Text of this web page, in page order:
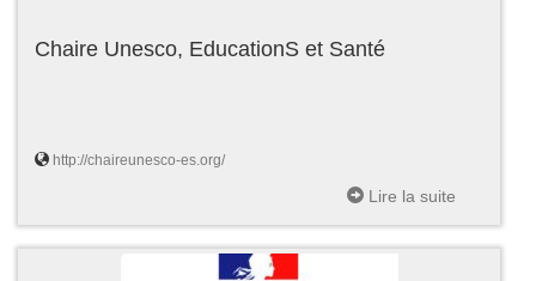
Chaire Unesco, EducationS et Santé
http://chaireunesco-es.org/
Lire la suite